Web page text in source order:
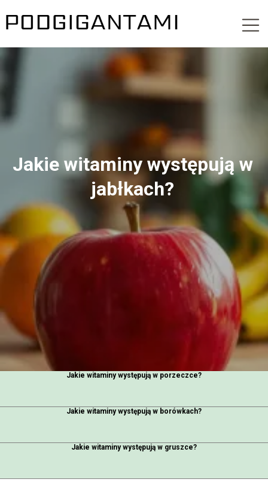
Jakie witaminy występują w
jabłkach?
Jakie witaminy występują w porzeczce?
Jakie witaminy występują w borówkach?
Jakie witaminy występują w gruszce?